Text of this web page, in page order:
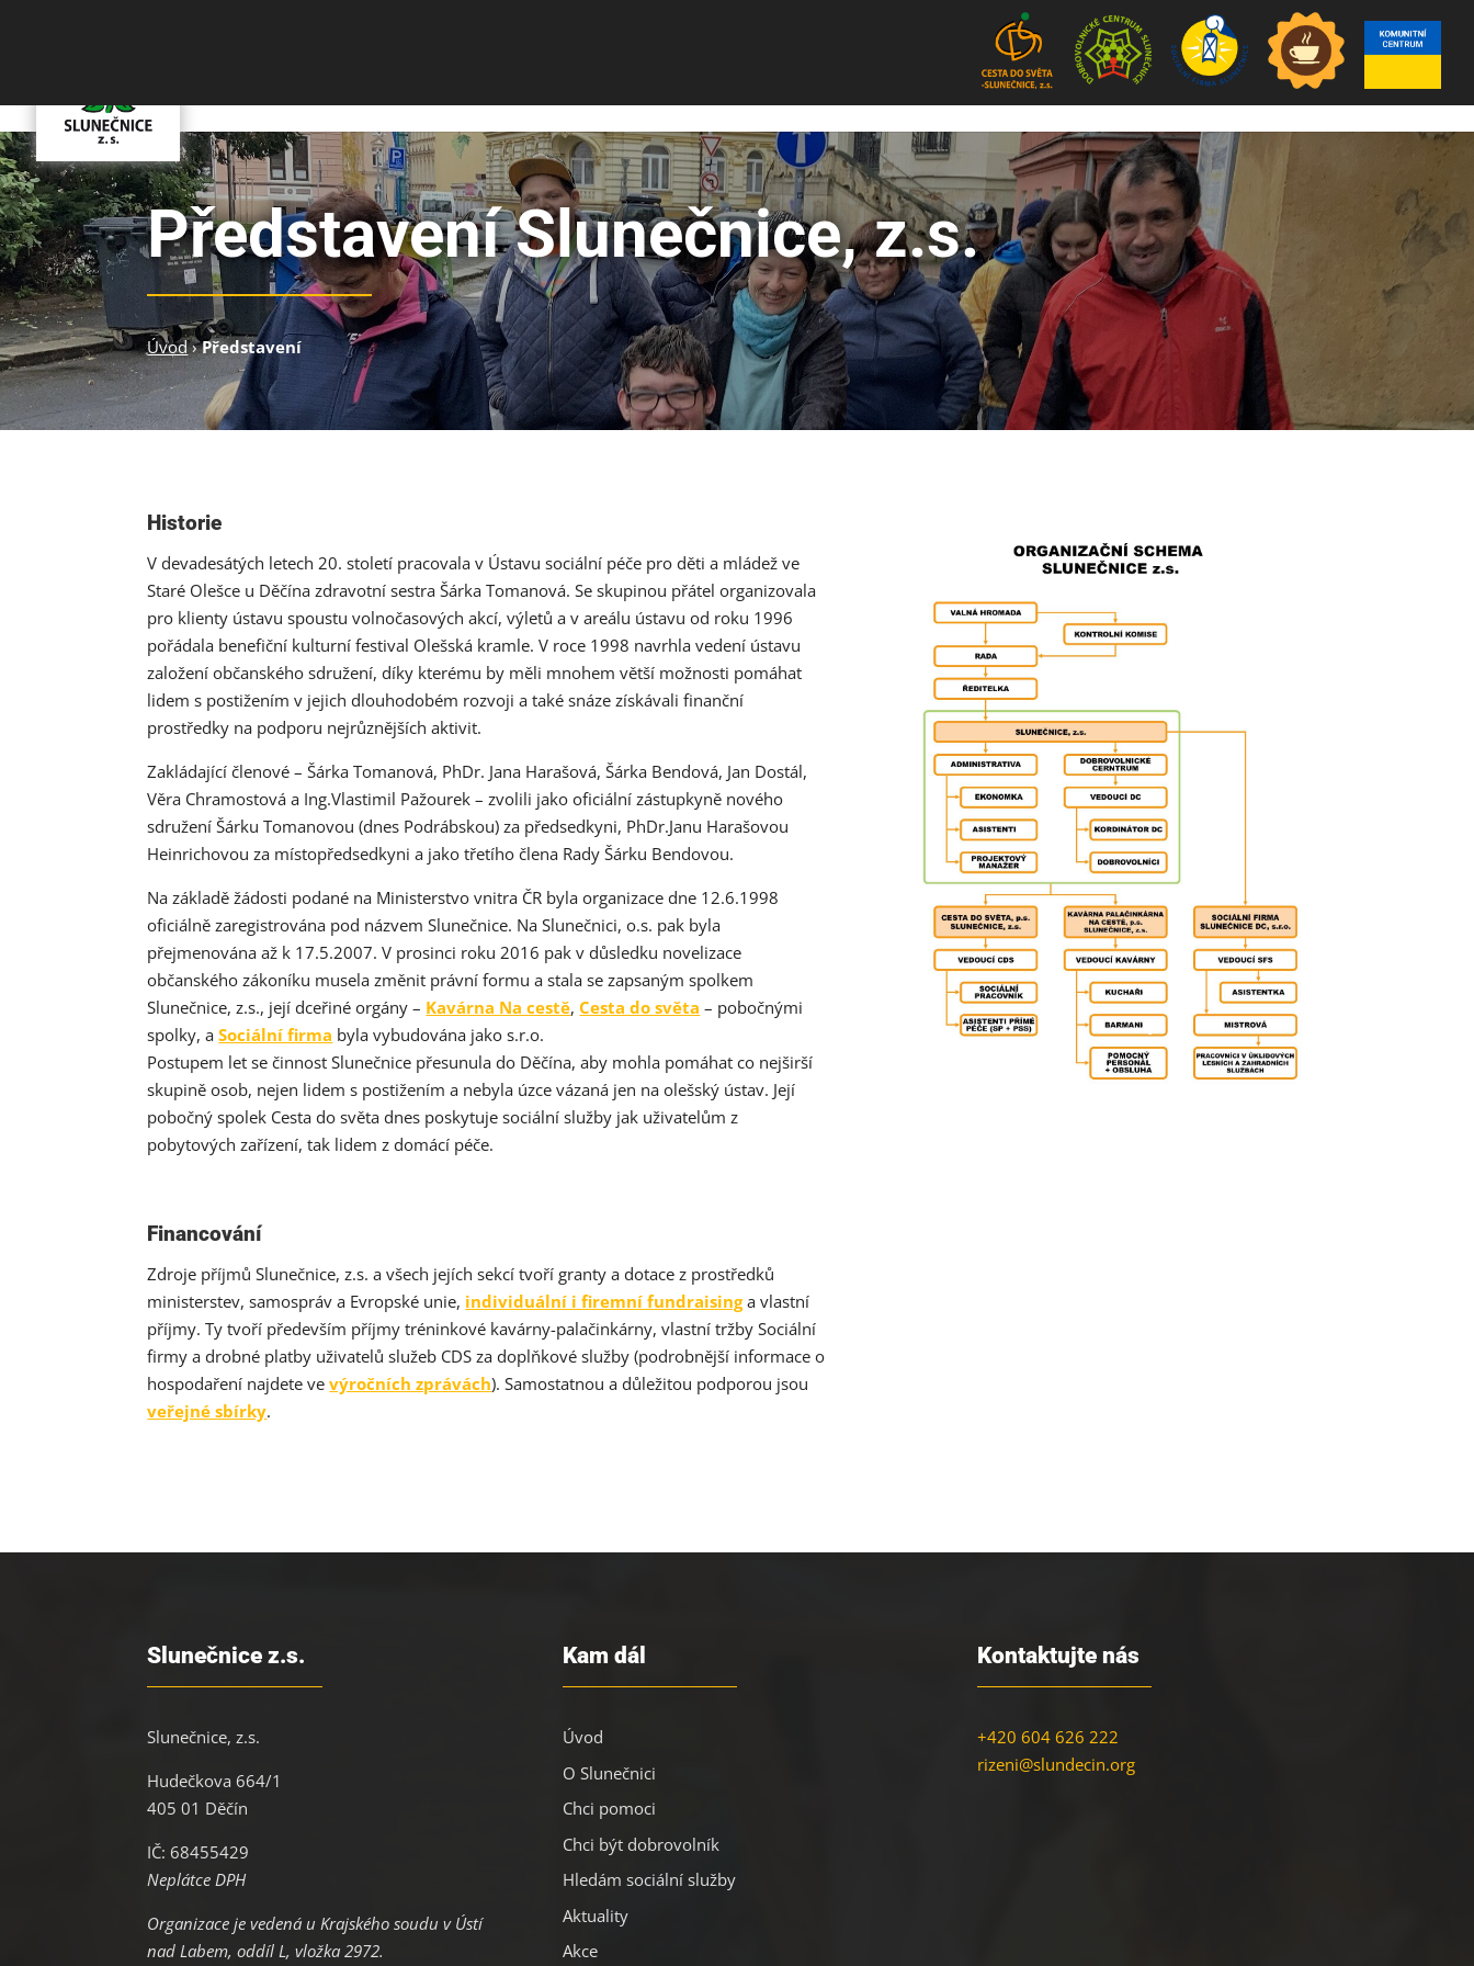
Chci být dobrovolník Sociální služby Akce Aktuality
Představení Slunečnice, z.s.
Úvod›Představení
Historie
V devadesátých letech 20. století pracovala v Ústavu sociální péče pro děti a mládež ve
Staré Olešce u Děčína zdravotní sestra Šárka Tomanová. Se skupinou přátel organizovala
pro klienty ústavu spoustu volnočasových akcí, výletů a v areálu ústavu od roku 1996
pořádala benefiční kulturní festival Olešská kramle. V roce 1998 navrhla vedení ústavu
založení občanského sdružení, díky kterému by měli mnohem větší možnosti pomáhat
lidem s postižením v jejich dlouhodobém rozvoji a také snáze získávali finanční
prostředky na podporu nejrůznějších aktivit.
Zakládající členové – Šárka Tomanová, PhDr. Jana Harašová, Šárka Bendová, Jan Dostál,
Věra Chramostová a Ing.Vlastimil Pažourek – zvolili jako oficiální zástupkyně nového
sdružení Šárku Tomanovou (dnes Podrábskou) za předsedkyni, PhDr.Janu Harašovou
Heinrichovou za místopředsedkyni a jako třetího člena Rady Šárku Bendovou.
Na základě žádosti podané na Ministerstvo vnitra ČR byla organizace dne 12.6.1998
oficiálně zaregistrována pod názvem Slunečnice. Na Slunečnici, o.s. pak byla
přejmenována až k 17.5.2007. V prosinci roku 2016 pak v důsledku novelizace
občanského zákoníku musela změnit právní formu a stala se zapsaným spolkem
Slunečnice, z.s., její dceřiné orgány – Kavárna Na cestě,Cesta do světa – pobočnými
spolky, aSociální firma byla vybudována jako s.r.o.
Postupem let se činnost Slunečnice přesunula do Děčína, aby mohla pomáhat co nejširší
skupině osob, nejen lidem s postižením a nebyla úzce vázaná jen na olešský ústav. Její
pobočný spolek Cesta do světa dnes poskytuje sociální služby jak uživatelům z
pobytových zařízení, tak lidem z domácí péče.
Financování
Zdroje příjmů Slunečnice, z.s. a všech jejích sekcí tvoří granty a dotace z prostředků
ministerstev, samospráv a Evropské unie, individuální i firemní fundraisinga vlastní
příjmy. Ty tvoří především příjmy tréninkové kavárny-palačinkárny, vlastní tržby Sociální
firmy a drobné platby uživatelů služeb CDS za doplňkové služby (podrobnější informace o
hospodaření najdete vevýročních zprávách). Samostatnou a důležitou podporou jsou
veřejné sbírky.
Slunečnice z.s.
Slunečnice, z.s.
Hudečkova 664/1
405 01 Děčín
IČ: 68455429
Neplátce DPH
Organizace je vedená u Krajského soudu v Ústí
nad Labem, oddíl L, vložka 2972.
Kam dál
Úvod
O Slunečnici
Chci pomoci
Chci být dobrovolník
Hledám sociální služby
Aktuality
Akce
Kontaktujte nás
+420 604 626 222
rizeni@slundecin.org